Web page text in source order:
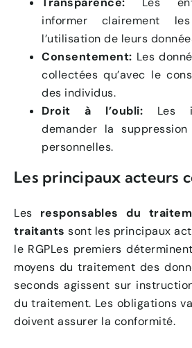
informer clairement
l’utilisation de leurs
Consentement: Les
collectées qu’avec le
des individus.
Droit à l’oubli: Les
demander la
personnelles.
Les principaux acteurs
Les responsables du
traitants sont les principaux
le RGPLes premiers
moyens du traitement des
seconds agissent sur
du traitement. Les obligations
doivent assurer la conformité.